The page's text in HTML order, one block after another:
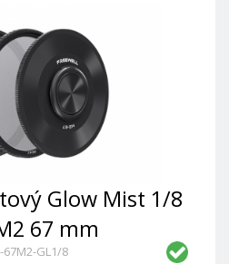
Glow Mist 1/8
67 mm
67M2-GL1/8